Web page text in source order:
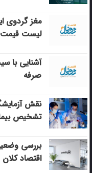
مغز گردوی
لیست قیمت
آشنایی با
صرفه
نقش
تشخیص
بررسی
اقتصاد کلان